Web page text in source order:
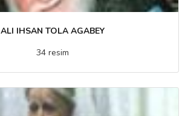
ALI IHSAN TOLA AGABEY
34 resim